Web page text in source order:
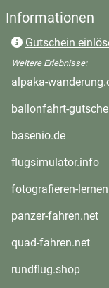
Informationen
Gutschein
Weitere Erlebnisse:
alpaka-
ballonfahrt-
basenio.de
flugsimulator.info
fotografieren-
panzer-fahren.net
quad-fahren.net
rundflug.shop